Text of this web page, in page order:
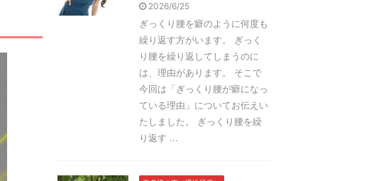
2026/6/25
ぎっくり腰を癖のように何度も
繰り返す方がいます。 ぎっく
り腰を繰り返してしまうのに
は、理由があります。 そこで
今回は「ぎっくり腰が癖になっ
ている理由」についてお伝えい
たしました。 ぎっくり腰を繰
り返す ...